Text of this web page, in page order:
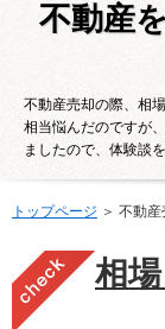
不動産
不動産売却の際、相
相当悩んだのですが
ましたので、体験談
トップページ ＞ 不動
相